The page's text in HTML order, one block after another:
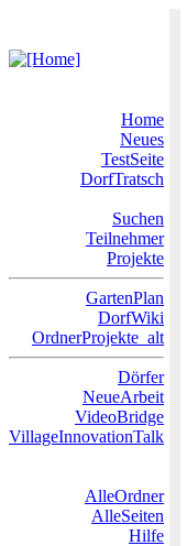
Home
Neues
TestSeite
DorfTratsch
Suchen
Teilnehmer
Projekte
GartenPlan
DorfWiki
OrdnerProjekte_alt
Dörfer
NeueArbeit
VideoBridge
VillageInnovationTalk
AlleOrdner
AlleSeiten
Hilfe